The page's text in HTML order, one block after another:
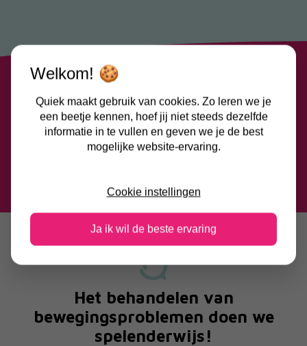
Vermoed je een motorische achterstand bij je
kind? Neem dan contact met ons op.
Het behandelen van
bewegingsproblemen doen we
spelenderwijs!
Welkom! 🍪
Quiek maakt gebruik van cookies. Zo leren we je
een beetje kennen, hoef jij niet steeds dezelfde
informatie in te vullen en geven we je de best
mogelijke website-ervaring.
Cookie instellingen
Ja ik wil de beste ervaring